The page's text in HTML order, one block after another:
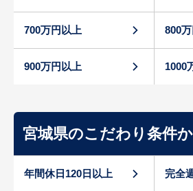
700万円以上 800
900万円以上 1000
宮城県のこだわり条件
年間休日120日以上 完全